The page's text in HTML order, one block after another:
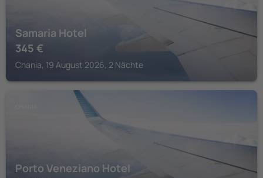
Samaria Hotel
345 €
Chania, 19 August 2026, 2 Nächte
Porto Veneziano Hotel